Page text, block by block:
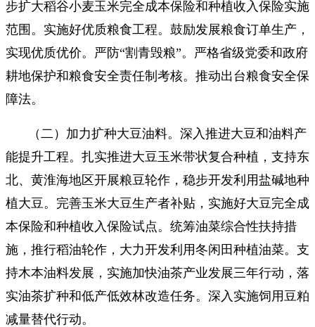
步扩大稻谷小麦玉米完全成本保险和种植收入保险实施
范围。实施好优质粮食工程。鼓励发展粮食订单生产，
实现优质优价。严防“割青毁粮”。严格省级党委和政府
耕地保护和粮食安全责任制考核。推动出台粮食安全保
障法。
（二）加力扩种大豆油料。深入推进大豆和油料产
能提升工程。扎实推进大豆玉米带状复合种植，支持东
北、黄淮海地区开展粮豆轮作，稳步开发利用盐碱地种
植大豆。完善玉米大豆生产者补贴，实施好大豆完全成
本保险和种植收入保险试点。统筹油菜综合性扶持措
施，推行稻油轮作，大力开发利用冬闲田种植油菜。支
持木本油料发展，实施加快油茶产业发展三年行动，落
实油茶扩种和低产低效林改造任务。深入实施饲用豆粕
减量替代行动。